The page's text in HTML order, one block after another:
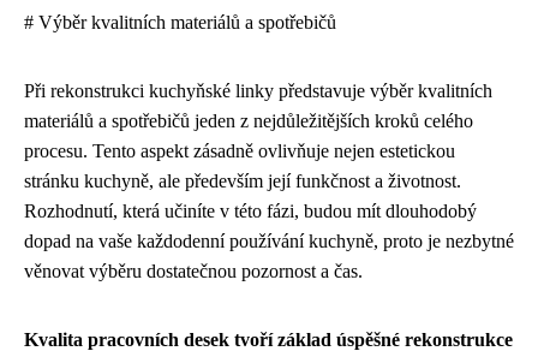
# Výběr kvalitních materiálů a spotřebičů
Při rekonstrukci kuchyňské linky představuje výběr kvalitních
materiálů a spotřebičů jeden z nejdůležitějších kroků celého
procesu. Tento aspekt zásadně ovlivňuje nejen estetickou
stránku kuchyně, ale především její funkčnost a životnost.
Rozhodnutí, která učiníte v této fázi, budou mít dlouhodobý
dopad na vaše každodenní používání kuchyně, proto je nezbytné
věnovat výběru dostatečnou pozornost a čas.
Kvalita pracovních desek tvoří základ úspěšné rekonstrukce